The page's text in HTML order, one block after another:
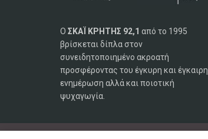
Ο ΣΚΑΪ ΚΡΗΤΗΣ 92,1 από το 1995
βρίσκεται δίπλα στον
συνειδητοποιημένο ακροατή
προσφέροντας του έγκυρη και έγκαιρη
ενημέρωση αλλά και ποιοτική
ψυχαγωγία.